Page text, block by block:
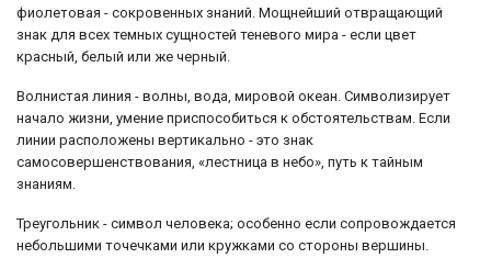
фиолетовая - сокровенных знаний. Мощнейший отвращающий
знак для всех темных сущностей теневого мира - если цвет
красный, белый или же черный.
Волнистая линия - волны, вода, мировой океан. Символизирует
начало жизни, умение приспособиться к обстоятельствам. Если
линии расположены вертикально - это знак
самосовершенствования, «лестница в небо», путь к тайным
знаниям.
Треугольник - символ человека; особенно если сопровождается
небольшими точечками или кружками со стороны вершины.